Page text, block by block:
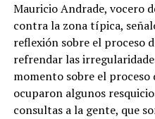
Mauricio Andrade, vocero
contra la zona típica,
reflexión sobre el proceso
refrendar las
momento sobre el proceso
ocuparon algunos
consultas a la gente, que